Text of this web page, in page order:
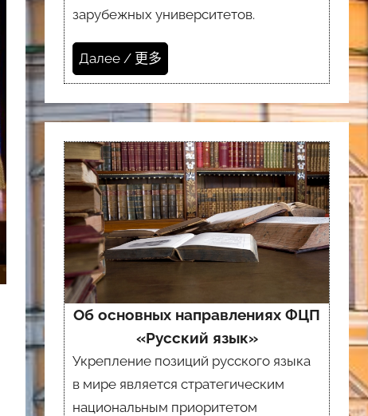
зарубежных университетов.
Далее / 更多
Об основных направлениях ФЦП
«Русский язык»
Укрепление позиций русского языка
в мире является стратегическим
национальным приоритетом